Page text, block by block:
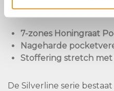
kiest voor één van de
7-zones Honingraat
Nageharde
Stoffering stretch met
De Silverline serie